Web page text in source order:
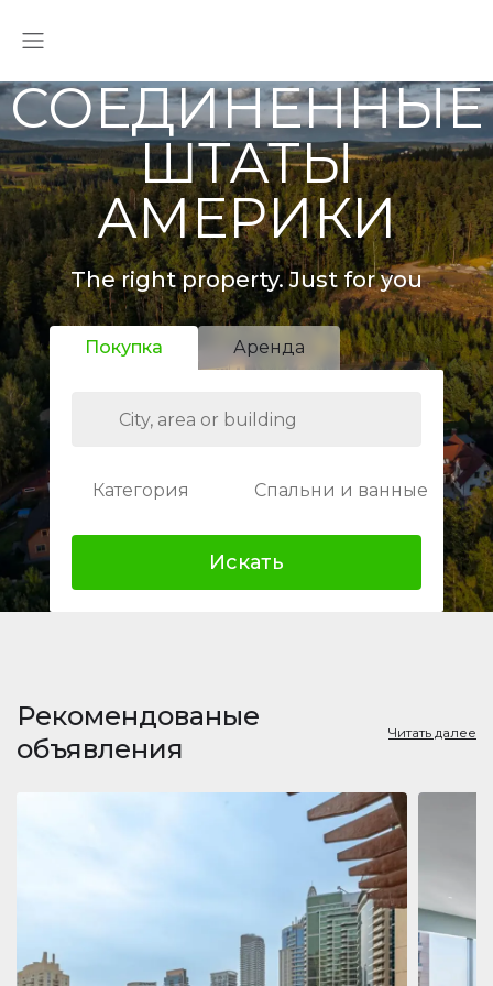
СОЕДИНЕННЫЕ
ШТАТЫ
АМЕРИКИ
The right property. Just for you
Покупка Аренда
Категория Спальни и ванные
Искать
Рекомендованые
объявления
Читать далее